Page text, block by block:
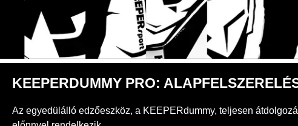
KEEPERDUMMY PRO:
Az egyedülálló edzőeszköz, a KEEPERdummy, teljesen